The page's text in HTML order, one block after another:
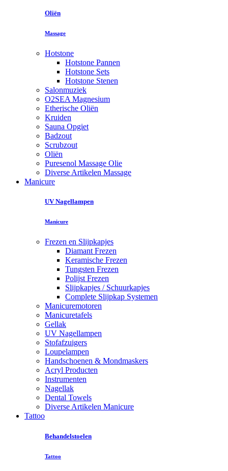
Oliën
Massage
Hotstone
Hotstone Pannen
Hotstone Sets
Hotstone Stenen
Salonmuziek
O2SEA Magnesium
Etherische Oliën
Kruiden
Sauna Opgiet
Badzout
Scrubzout
Oliën
Puresenol Massage Olie
Diverse Artikelen Massage
Manicure
UV Nagellampen
Manicure
Frezen en Slijpkapjes
Diamant Frezen
Keramische Frezen
Tungsten Frezen
Polijst Frezen
Slijpkapjes / Schuurkapjes
Complete Slijpkap Systemen
Manicuremotoren
Manicuretafels
Gellak
UV Nagellampen
Stofafzuigers
Loupelampen
Handschoenen & Mondmaskers
Acryl Producten
Instrumenten
Nagellak
Dental Towels
Diverse Artikelen Manicure
Tattoo
Behandelstoelen
Tattoo